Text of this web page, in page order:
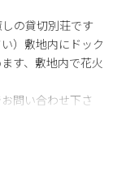
の貸切別荘です
）敷地内にドック
す、敷地内で花火
問い合わせ下さ
ァミリーマットや
を提供して居りま